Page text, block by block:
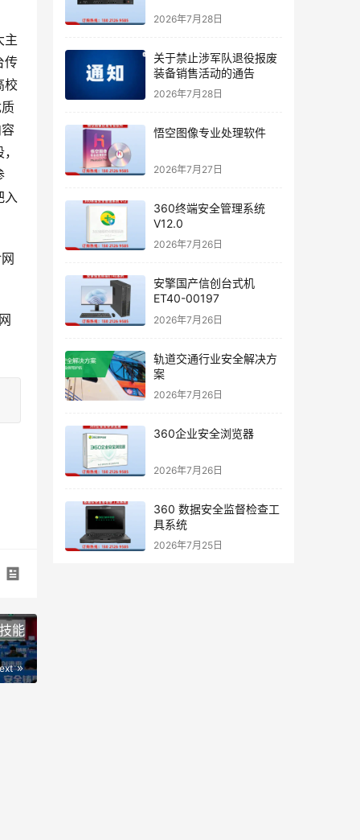
主
传
校
入
能
2026年7月28日
关于禁止涉军队退役报废
装备销售活动的通告
2026年7月28日
悟空图像专业处理软件
2026年7月27日
360终端安全管理系统
V12.0
2026年7月26日
安擎国产信创台式机
ET40-00197
2026年7月26日
轨道交通行业安全解决方
案
2026年7月26日
360企业安全浏览器
2026年7月26日
360 数据安全监督检查工
具系统
2026年7月25日